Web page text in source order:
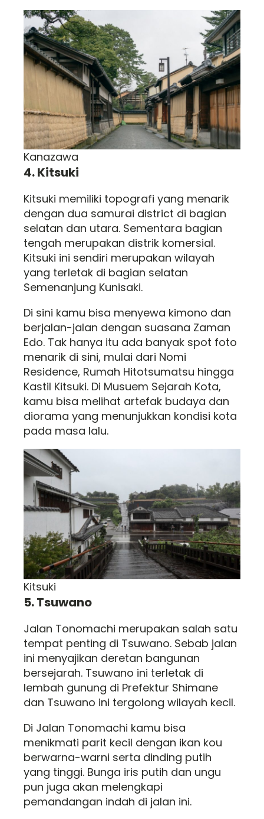
Kanazawa
4. Kitsuki
Kitsuki memiliki topografi yang menarik
dengan dua samurai district di bagian
selatan dan utara. Sementara bagian
tengah merupakan distrik komersial.
Kitsuki ini sendiri merupakan wilayah
yang terletak di bagian selatan
Semenanjung Kunisaki.
Di sini kamu bisa menyewa kimono dan
berjalan-jalan dengan suasana Zaman
Edo. Tak hanya itu ada banyak spot foto
menarik di sini, mulai dari Nomi
Residence, Rumah Hitotsumatsu hingga
Kastil Kitsuki. Di Musuem Sejarah Kota,
kamu bisa melihat artefak budaya dan
diorama yang menunjukkan kondisi kota
pada masa lalu.
Kitsuki
5. Tsuwano
Jalan Tonomachi merupakan salah satu
tempat penting di Tsuwano. Sebab jalan
ini menyajikan deretan bangunan
bersejarah. Tsuwano ini terletak di
lembah gunung di Prefektur Shimane
dan Tsuwano ini tergolong wilayah kecil.
Di Jalan Tonomachi kamu bisa
menikmati parit kecil dengan ikan kou
berwarna-warni serta dinding putih
yang tinggi. Bunga iris putih dan ungu
pun juga akan melengkapi
pemandangan indah di jalan ini.